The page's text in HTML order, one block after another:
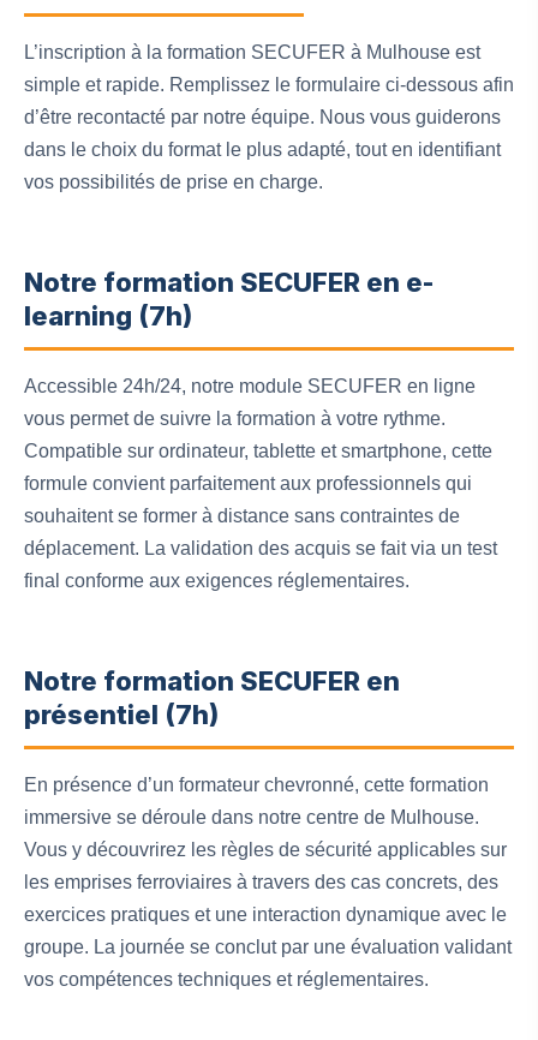
L’inscription à la formation SECUFER à Mulhouse est
simple et rapide. Remplissez le formulaire ci-dessous afin
d’être recontacté par notre équipe. Nous vous guiderons
dans le choix du format le plus adapté, tout en identifiant
vos possibilités de prise en charge.
Notre formation SECUFER en e-
learning (7h)
Accessible 24h/24, notre module SECUFER en ligne
vous permet de suivre la formation à votre rythme.
Compatible sur ordinateur, tablette et smartphone, cette
formule convient parfaitement aux professionnels qui
souhaitent se former à distance sans contraintes de
déplacement. La validation des acquis se fait via un test
final conforme aux exigences réglementaires.
Notre formation SECUFER en
présentiel (7h)
En présence d’un formateur chevronné, cette formation
immersive se déroule dans notre centre de Mulhouse.
Vous y découvrirez les règles de sécurité applicables sur
les emprises ferroviaires à travers des cas concrets, des
exercices pratiques et une interaction dynamique avec le
groupe. La journée se conclut par une évaluation validant
vos compétences techniques et réglementaires.